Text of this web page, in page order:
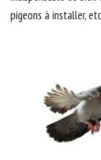
pigeons à installer,